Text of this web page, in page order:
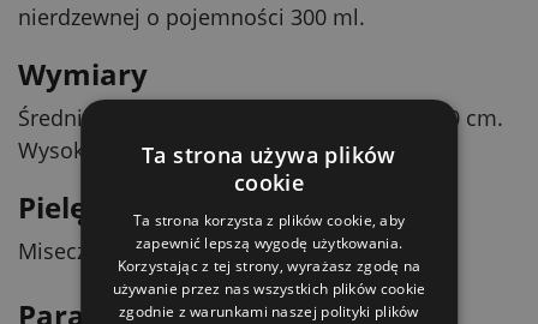
nierdzewnej o pojemności 300 ml.
Wymiary
Średnica górna: 13,8 cm. Średnica dolna: 10 cm.
Wysokość: 2,7 cm.
Pielęgnacja
Miseczkę można myć w zmywarce.
Parametry techniczne
Ta strona używa plików
cookie
Ta strona korzysta z plików cookie, aby
zapewnić lepszą wygodę użytkowania.
Korzystając z tej strony, wyrażasz zgodę na
używanie przez nas wszystkich plików cookie
zgodnie z warunkami naszej polityki plików